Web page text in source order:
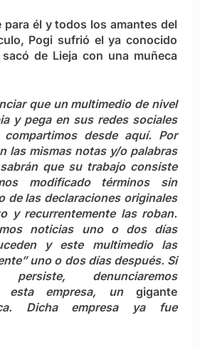
para él y todos los amantes del
Pogi sufrió el ya conocido
de Lieja con una muñeca
que un multimedio de nivel
y pega en sus redes sociales
desde aquí. Por
las mismas notas y/o palabras
que su trabajo consiste
modificado términos sin
de las declaraciones originales
y recurrentemente las roban.
noticias uno o dos días
y este multimedio las
uno o dos días después. Si
denunciaremos
esta empresa, ungigante
Dicha empresa ya fue